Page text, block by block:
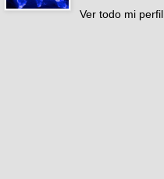
Ver todo mi perfil